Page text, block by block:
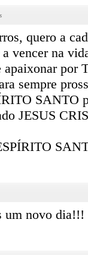
quero a
vencer na
apaixonar por
sempre
SANTO
JESUS
um novo dia!!!